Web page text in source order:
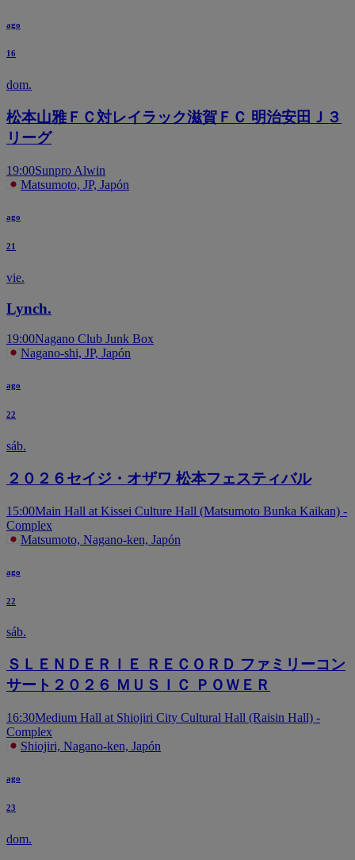
ago
16
dom.
松本山雅ＦＣ対レイラック滋賀ＦＣ 明治安田Ｊ３
リーグ
19:00Sunpro Alwin
Matsumoto, JP, Japón
ago
21
vie.
Lynch.
19:00Nagano Club Junk Box
Nagano-shi, JP, Japón
ago
22
sáb.
２０２６セイジ・オザワ 松本フェスティバル
15:00Main Hall at Kissei Culture Hall (Matsumoto Bunka Kaikan) -
Complex
Matsumoto, Nagano-ken, Japón
ago
22
sáb.
ＳＬＥＮＤＥＲＩＥ ＲＥＣＯＲＤ ファミリーコン
サート２０２６ ＭＵＳＩＣ ＰＯＷＥＲ
16:30Medium Hall at Shiojiri City Cultural Hall (Raisin Hall) -
Complex
Shiojiri, Nagano-ken, Japón
ago
23
dom.